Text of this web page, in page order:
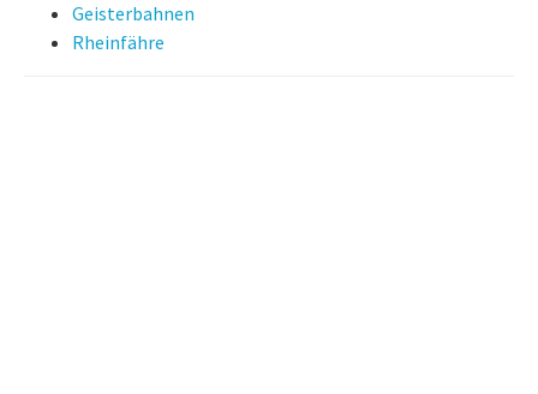
Geisterbahnen
Rheinfähre